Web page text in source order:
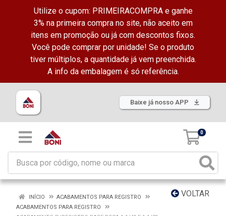
Utilize o cupom: PRIMEIRACOMPRA e ganhe
3% na primeira compra no site, não aceito em
itens em promoção ou já com descontos fixos.
Você pode comprar por unidade! Se o produto
tiver múltiplos, a quantidade já vem preenchida.
A info da embalagem é só referência.
Baixe já nosso APP
0
VOLTAR
INÍCIO
ACABAMENTOS PARA REGISTRO
ACABAMENTOS PARA REGISTRO